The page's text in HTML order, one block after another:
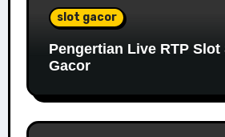
slot gacor
Pengertian Live RTP
Gacor